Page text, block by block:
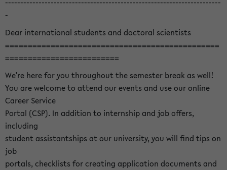
-
Dear international students and doctoral scientists
===============================================
=========================
We're here for you throughout the semester break as well!
You are welcome to attend our events and use our online
Career Service
Portal (CSP). In addition to internship and job offers,
including
student assistantships at our university, you will find tips on
job
portals, checklists for creating application documents and